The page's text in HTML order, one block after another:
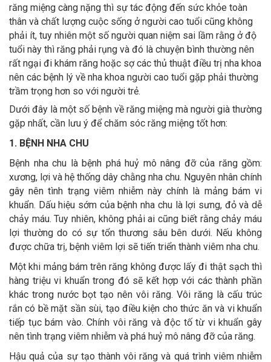
răng miệng càng nặng thì sự tác động đến sức khỏe toàn
thân và chất lượng cuộc sống ở người cao tuổi cũng không
phải ít, tuy nhiên một số người quan niệm sai lầm rằng ở độ
tuổi này thì răng phải rụng và đó là chuyện bình thường nên
rất ngại đi khám răng hoặc sợ các thủ thuật điều trị nha khoa
nên các bệnh lý về nha khoa người cao tuổi gặp phải thường
trầm trọng hơn so với người trẻ.
Dưới đây là một số bệnh về răng miệng mà người già thường
gặp nhất, cần lưu ý để chăm sóc răng miệng tốt hơn:
1. BỆNH NHA CHU
Bệnh nha chu là bệnh phá huỷ mô nâng đỡ của răng gồm:
xương, lợi và hệ thống dây chằng nha chu. Nguyên nhân chính
gây nên tình trạng viêm nhiễm này chính là mảng bám vi
khuẩn. Dấu hiệu sớm của bệnh nha chu là lợi sưng, đỏ và dễ
chảy máu. Tuy nhiên, không phải ai cũng biết rằng chảy máu
lợi thường do có sự tổn thương sâu bên dưới. Nếu không
được chữa trị, bệnh viêm lợi sẽ tiến triển thành viêm nha chu.
Một khi mảng bám trên răng không được lấy đi thật sạch thì
hàng triệu vi khuẩn trong đó sẽ kết hợp với các thành phần
khác trong nước bọt tạo nên vôi răng. Vôi răng là cấu trúc
rắn có bề mặt sần sùi, tạo điều kiện cho thức ăn và vi khuẩn
tiếp tục bám vào. Chính vôi răng và độc tố từ vi khuẩn gây
nên tình trạng viêm nhiễm và phá huỷ mô nâng đỡ của răng.
Hậu quả của sự tạo thành vôi răng và quá trình viêm nhiễm